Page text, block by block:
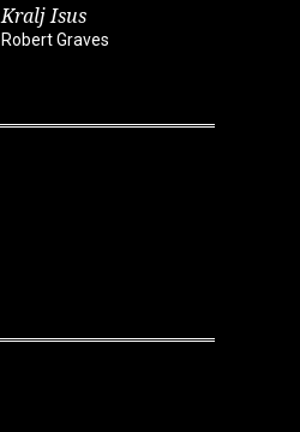
Kralj Isus
Robert Graves